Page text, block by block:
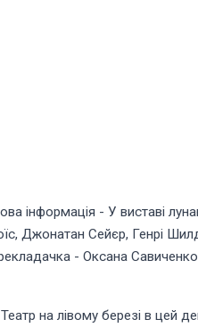
- У виставі
Джонатан Сейєр, Генрі
- Оксана
на лівому березі в цей